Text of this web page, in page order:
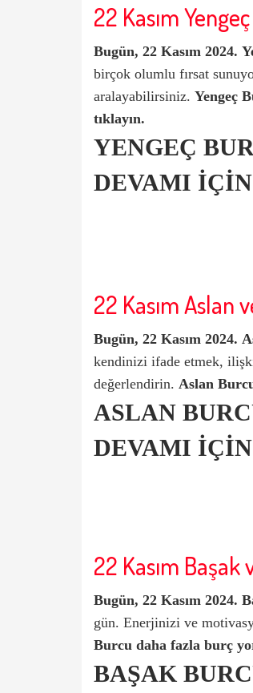
22 Kasım
Bugün, 22 Kasım 2024.
birçok olumlu fırsat
aralayabilirsiniz. Yengeç
tıklayın.
YENGEÇ
DEVAMI
22 Kasım Aslan
Bugün, 22 Kasım 2024.
kendinizi ifade etmek,
değerlendirin. Aslan
ASLAN
DEVAMI
22 Kasım Başak
Bugün, 22 Kasım 2024.
gün. Enerjinizi ve
Burcu daha fazla burç
BAŞAK